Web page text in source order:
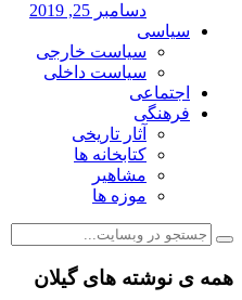
دسامبر 25, 2019
سیاسی
سیاست خارجی
سیاست داخلی
اجتماعی
فرهنگی
آثار تاریخی
کتابخانه ها
مشاهیر
موزه ها
همه ی نوشته های گیلان